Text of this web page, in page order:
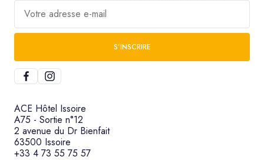
Votre adresse e-mail
S’INSCRIRE
ACE Hôtel Issoire
A75 - Sortie n°12
2 avenue du Dr Bienfait
63500 Issoire
+33 4 73 55 75 57